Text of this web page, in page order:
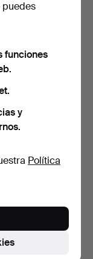
3 uds., pintados y
…
de
puedes
funciones
y
Política